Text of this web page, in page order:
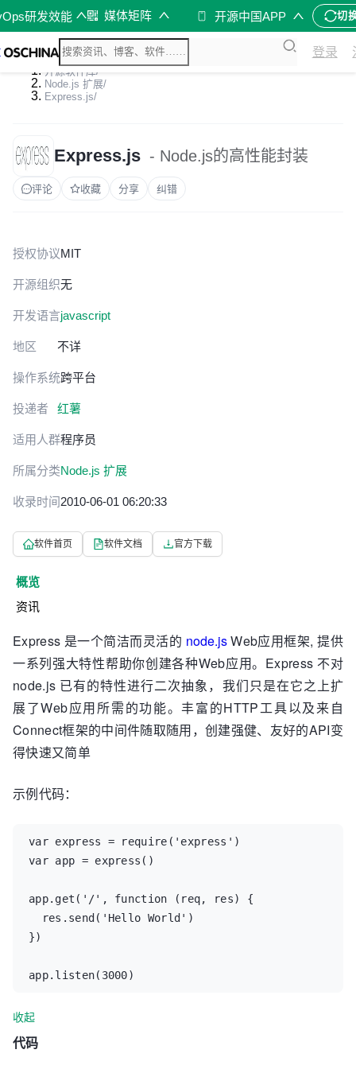
研发效能 媒体矩阵 开源中国APP 切
登录
开源软件库/
Node.js 扩展/
Express.js/
Express.js - Node.js的高性能封装
评论 收藏 分享 纠错
授权协议MIT
开源组织无
开发语言javascript
地区 不详
操作系统跨平台
投递者 红薯
适用人群程序员
所属分类Node.js 扩展
收录时间2010-06-01 06:20:33
软件首页 软件文档 官方下载
概览
资讯
Express 是一个简洁而灵活的 node.jsWeb应用框架, 提供
一系列强大特性帮助你创建各种Web应用。Express 不对
node.js 已有的特性进行二次抽象，我们只是在它之上扩
展了Web应用所需的功能。丰富的HTTP工具以及来自
Connect框架的中间件随取随用，创建强健、友好的API变
得快速又简单
示例代码：
var express = require('express')
var app = express()
app.get('/', function (req, res) {
res.send('Hello World')
})
app.listen(3000)
收起
代码